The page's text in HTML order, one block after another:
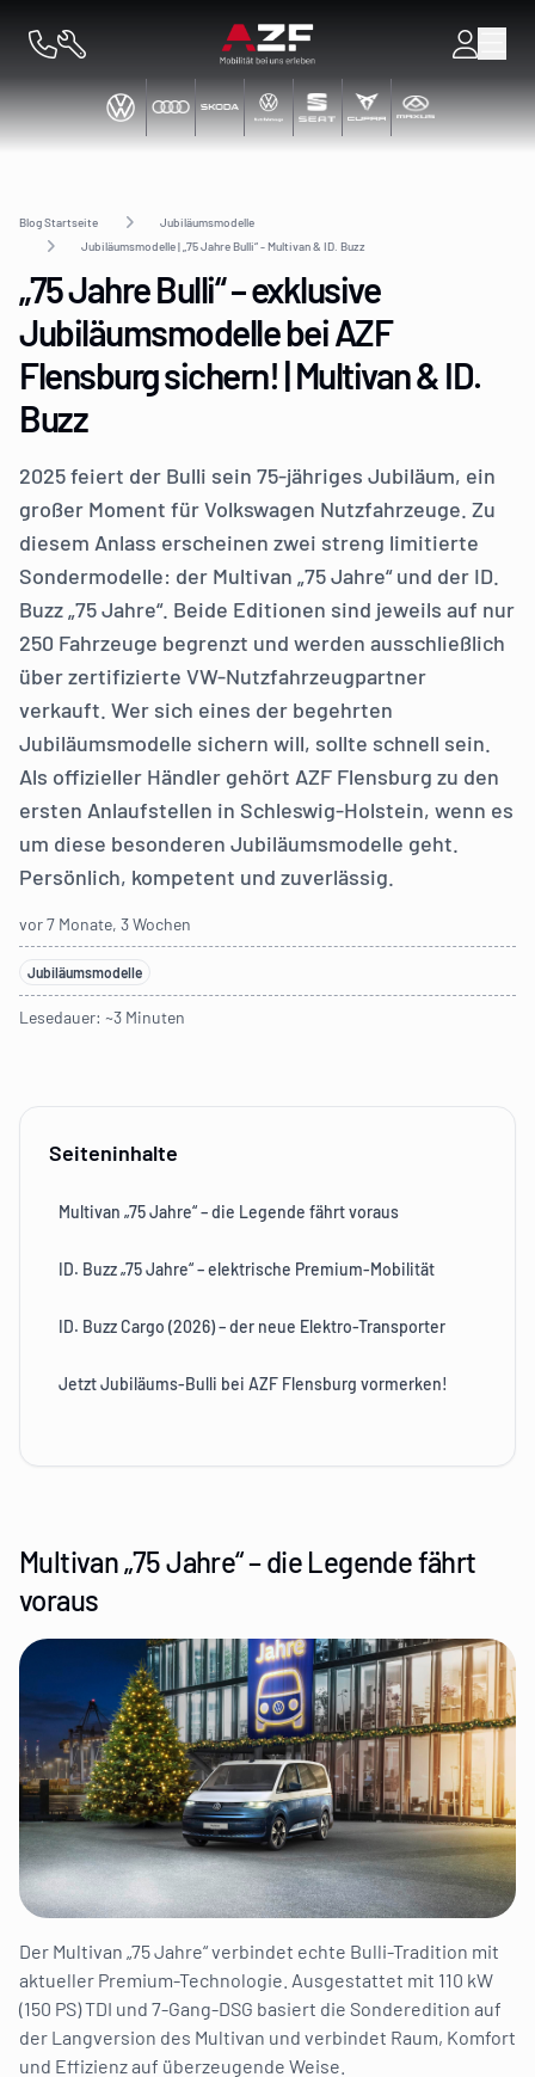
Blog Startseite
Jubiläumsmodelle
Jubiläumsmodelle | „75 Jahre Bulli“ - Multivan & ID. Buzz
„75 Jahre Bulli“ – exklusive
Jubiläumsmodelle bei AZF
Flensburg sichern! | Multivan & ID.
Buzz
2025 feiert der Bulli sein 75-jähriges Jubiläum, ein
großer Moment für Volkswagen Nutzfahrzeuge. Zu
diesem Anlass erscheinen zwei streng limitierte
Sondermodelle: der Multivan „75 Jahre“ und der ID.
Buzz „75 Jahre“. Beide Editionen sind jeweils auf nur
250 Fahrzeuge begrenzt und werden ausschließlich
über zertifizierte VW-Nutzfahrzeugpartner
verkauft. Wer sich eines der begehrten
Jubiläumsmodelle sichern will, sollte schnell sein.
Als offizieller Händler gehört AZF Flensburg zu den
ersten Anlaufstellen in Schleswig-Holstein, wenn es
um diese besonderen Jubiläumsmodelle geht.
Persönlich, kompetent und zuverlässig.
vor 7 Monate, 3 Wochen
Jubiläumsmodelle
Lesedauer: ~3 Minuten
Seiteninhalte
Multivan „75 Jahre“ – die Legende fährt voraus
ID. Buzz „75 Jahre“ – elektrische Premium-Mobilität
ID. Buzz Cargo (2026) – der neue Elektro-Transporter
Jetzt Jubiläums-Bulli bei AZF Flensburg vormerken!
Multivan „75 Jahre“ – die Legende fährt
voraus
Der Multivan „75 Jahre“ verbindet echte Bulli-Tradition mit
aktueller Premium-Technologie. Ausgestattet mit 110 kW
(150 PS) TDI und 7-Gang-DSG basiert die Sonderedition auf
der Langversion des Multivan und verbindet Raum, Komfort
und Effizienz auf überzeugende Weise.